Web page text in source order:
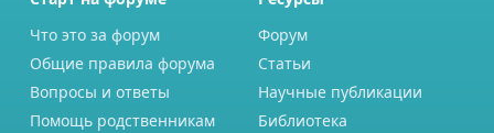
Что это за форум
Общие правила форума
Вопросы и ответы
Помощь родственникам
Форум
Статьи
Научные публикации
Библиотека